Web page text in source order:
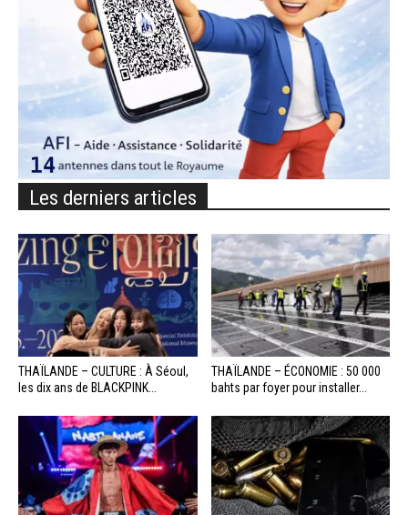
Les derniers articles
THAÏLANDE – CULTURE : À Séoul,
les dix ans de BLACKPINK...
THAÏLANDE – ÉCONOMIE : 50 000
bahts par foyer pour installer...